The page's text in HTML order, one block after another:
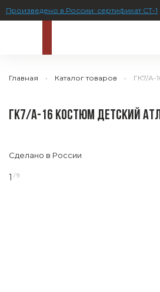
Произведено в России: сертификат СТ-1
Главная Каталог товаров ГК7/А-
ГК7/А-16 КОСТЮМ ДЕТСКИЙ
Сделано в России
1 / 9